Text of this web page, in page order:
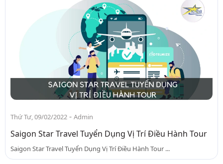
Thứ Tư, 09/02/2022 - Admin
Saigon Star Travel Tuyển Dụng Vị Trí Điều Hành Tour
Saigon Star Travel Tuyển Dụng Vị Trí Điều Hành Tour ...